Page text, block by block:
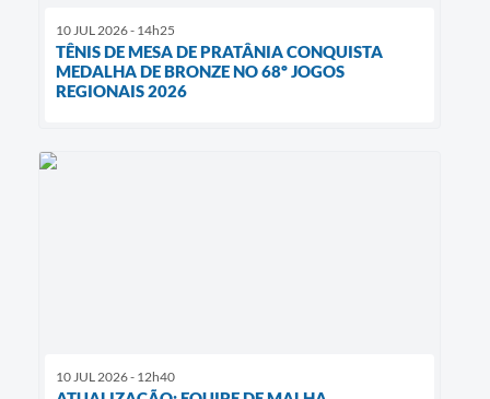
10 JUL 2026 - 14h25
TÊNIS DE MESA DE PRATÂNIA CONQUISTA
MEDALHA DE BRONZE NO 68º JOGOS
REGIONAIS 2026
10 JUL 2026 - 12h40